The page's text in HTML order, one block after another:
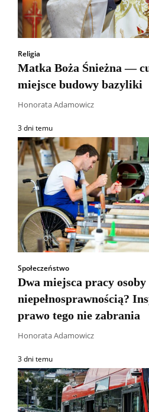
Religia
Matka Boża Śnieżna —
miejsce budowy bazyliki
Honorata Adamowicz
3 dni temu
Społeczeństwo
Dwa miejsca pracy osoby
niepełnosprawnością?
prawo tego nie zabrania
Honorata Adamowicz
3 dni temu